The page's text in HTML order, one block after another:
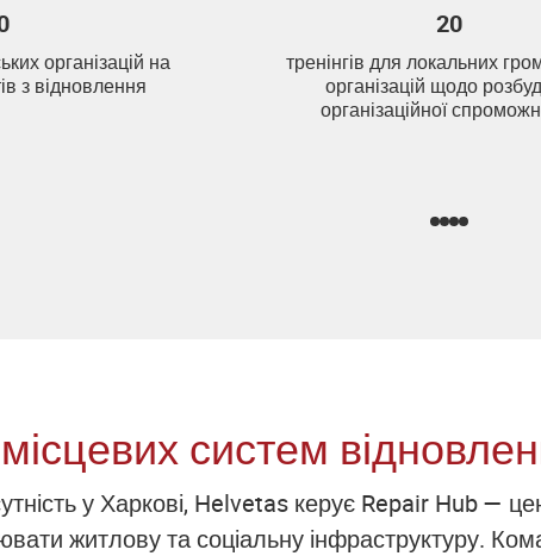
організацій на
з відновлення
20
тренінгів для локальних
організацій щодо
організаційної
систем
у Харкові, Helvetas керує Repair Hub —
житлову та соціальну інфраструктуру.